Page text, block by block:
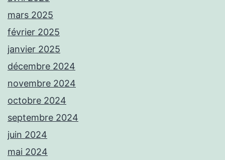
mars 2025
février 2025
janvier 2025
décembre 2024
novembre 2024
octobre 2024
septembre 2024
juin 2024
mai 2024